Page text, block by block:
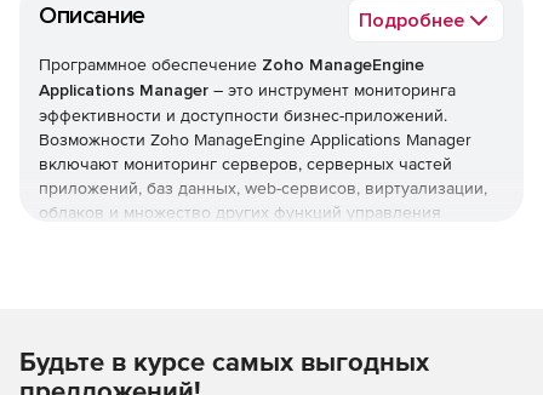
Описание Подробнее
Программное обеспечение Zoho ManageEngine
Applications Manager – это инструмент мониторинга
эффективности и доступности бизнес-приложений.
Возможности Zoho ManageEngine Applications Manager
включают мониторинг серверов, серверных частей
приложений, баз данных, web-сервисов, виртуализации,
облаков и множество других функций управления
осуществлять мониторинг до 250 приложений, баз
данных, серверов и т. п. Редакция Enterprize
Будьте в курсе самых выгодных